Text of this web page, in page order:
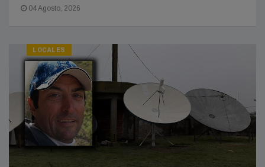
04 Agosto, 2026
LOCALES